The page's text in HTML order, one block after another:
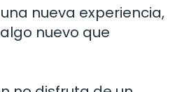
nueva experiencia,
nuevo que